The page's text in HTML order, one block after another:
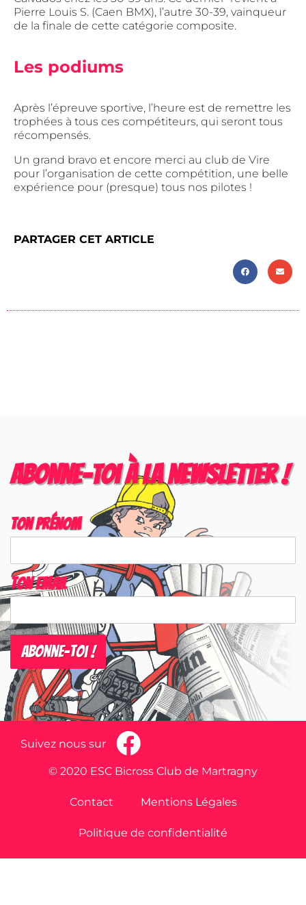
Pierre Louis S. (Caen BMX), l’autre 30-39, vainqueur
de la finale de cette catégorie composite.
Les podiums
Après l’épreuve sportive, l’heure est de remettre les
trophées à tous ces compétiteurs, qui seront tous
récompensés.
Un grand bravo et encore merci au club de Vire
pour l’organisation de cette compétition, une belle
expérience pour (presque) tous nos pilotes !
PARTAGER CET ARTICLE
Abonne-toi à la newsletter !
Ton prénom
Ton email
Suivez nous sur
© 2020 ESC Bicross Club de Martragny
Contact Mentions Légales
Politique de confidentialité